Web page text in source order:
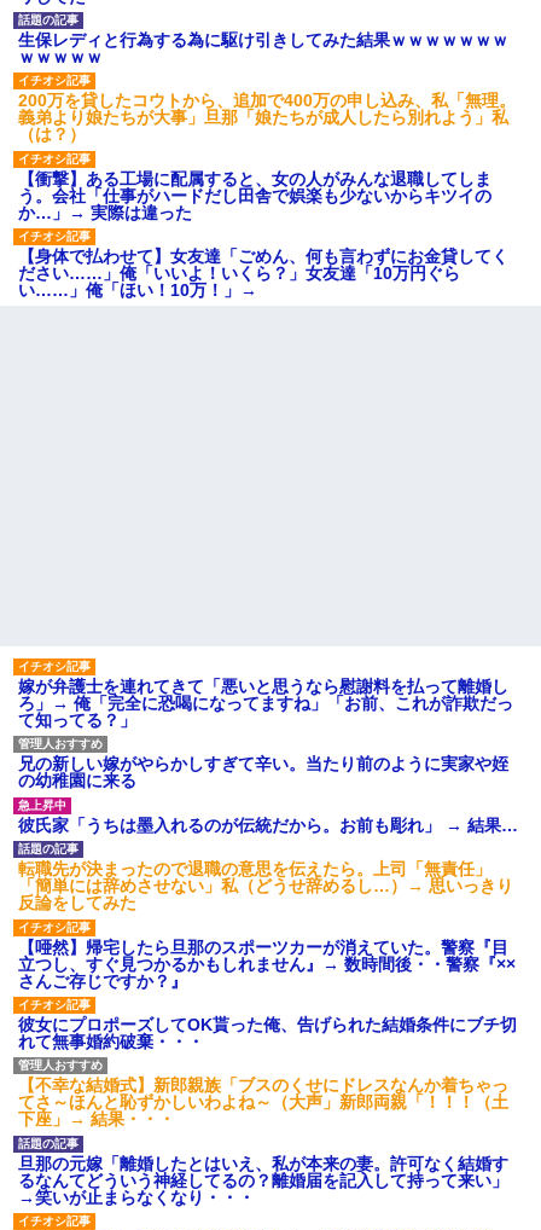
生保レディと行為する為に駆け引きしてみた結果ｗｗｗｗｗｗｗ
ｗｗｗｗｗ
200万を貸したコウトから、追加で400万の申し込み、私「無理。
義弟より娘たちが大事」旦那「娘たちが成人したら別れよう」私
（は？）
【衝撃】ある工場に配属すると、女の人がみんな退職してしま
う。会社「仕事がハードだし田舎で娯楽も少ないからキツイの
か…」→ 実際は違った
【身体で払わせて】女友達「ごめん、何も言わずにお金貸してく
ださい……」俺「いいよ！いくら？」女友達「10万円ぐら
い……」俺「ほい！10万！」→
嫁が弁護士を連れてきて「悪いと思うなら慰謝料を払って離婚し
ろ」→ 俺「完全に恐喝になってますね」「お前、これが詐欺だっ
て知ってる？」
兄の新しい嫁がやらかしすぎて辛い。当たり前のように実家や姪
の幼稚園に来る
彼氏家「うちは墨入れるのが伝統だから。お前も彫れ」 → 結果…
転職先が決まったので退職の意思を伝えたら。上司「無責任」
「簡単には辞めさせない」私（どうせ辞めるし…）→ 思いっきり
反論をしてみた
【唖然】帰宅したら旦那のスポーツカーが消えていた。警察『目
立つし、すぐ見つかるかもしれません』→ 数時間後・・警察『××
さんご存じですか？』
彼女にプロポーズしてOK貰った俺、告げられた結婚条件にブチ切
れて無事婚約破棄・・・
【不幸な結婚式】新郎親族「ブスのくせにドレスなんか着ちゃっ
てさ～ほんと恥ずかしいわよね～（大声」新郎両親「！！！（土
下座」→ 結果・・・
旦那の元嫁「離婚したとはいえ、私が本来の妻。許可なく結婚す
るなんてどういう神経してるの？離婚届を記入して持って来い」
→笑いが止まらなくなり・・・